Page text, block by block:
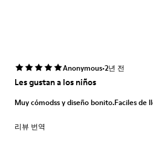
Anonymous·2년 전
Les gustan a los niños
Muy cómodss y diseño bonito.Faciles de
리뷰 번역